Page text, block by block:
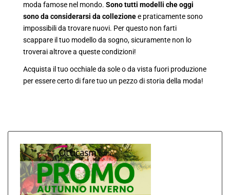
moda famose nel mondo. Sono tutti modelli che oggi
sono da considerarsi da collezionee praticamente sono
impossibili da trovare nuovi. Per questo non farti
scappare il tuo modello da sogno, sicuramente non lo
troverai altrove a queste condizioni!
Acquista il tuo occhiale da sole o da vista fuori produzione
per essere certo di fare tuo un pezzo di storia della moda!